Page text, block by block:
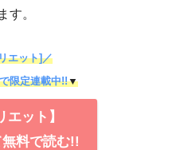
す。
エット]／
限定連載中!!▼
エット】
料で読む!!